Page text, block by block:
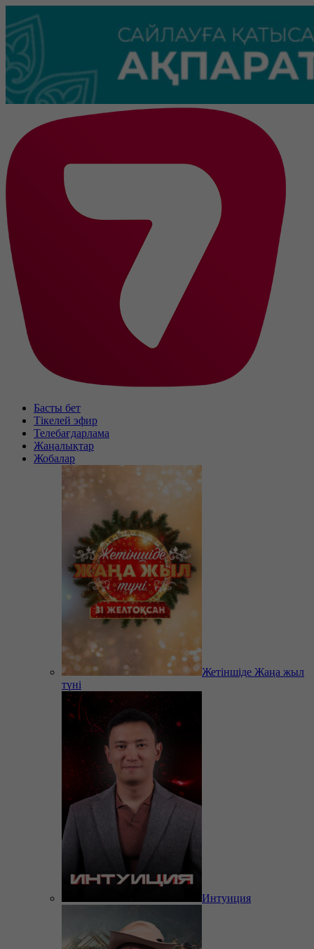
Басты бет
Тікелей эфир
Телебағдарлама
Жаңалықтар
Жобалар
Жетіншіде Жаңа жыл
түні
Интуиция